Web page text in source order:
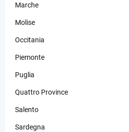
Marche
Molise
Occitania
Piemonte
Puglia
Quattro Province
Salento
Sardegna